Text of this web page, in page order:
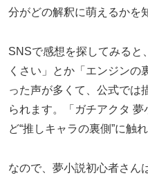
分がどの解釈に萌えるかを
SNSで感想を探してみると
くさい」とか「エンジンの
った声が多くて、公式では
られます。「ガチアクタ
ど“推しキャラの裏側”に触
なので、夢小説初心者さん